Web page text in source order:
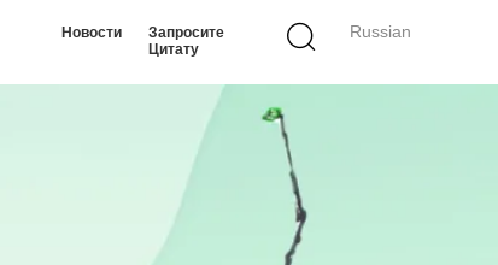
Russian
Новости
Запросите
Цитату